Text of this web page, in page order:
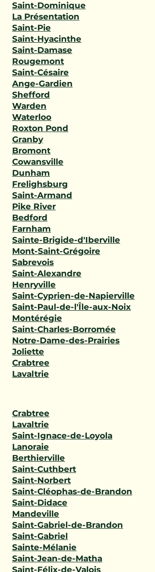
Saint-Dominique
La Présentation
Saint-Pie
Saint-Hyacinthe
Saint-Damase
Rougemont
Saint-Césaire
Ange-Gardien
Shefford
Warden
Waterloo
Roxton Pond
Granby
Bromont
Cowansville
Dunham
Frelighsburg
Saint-Armand
Pike River
Bedford
Farnham
Sainte-Brigide-d'Iberville
Mont-Saint-Grégoire
Sabrevois
Saint-Alexandre
Henryville
Saint-Cyprien-de-Napierville
Saint-Paul-de-l'Île-aux-Noix
Montérégie
Saint-Charles-Borromée
Notre-Dame-des-Prairies
Joliette
Crabtree
Lavaltrie
Crabtree
Lavaltrie
Saint-Ignace-de-Loyola
Lanoraie
Berthierville
Saint-Cuthbert
Saint-Norbert
Saint-Cléophas-de-Brandon
Saint-Didace
Mandeville
Saint-Gabriel-de-Brandon
Saint-Gabriel
Sainte-Mélanie
Saint-Jean-de-Matha
Saint-Félix-de-Valois